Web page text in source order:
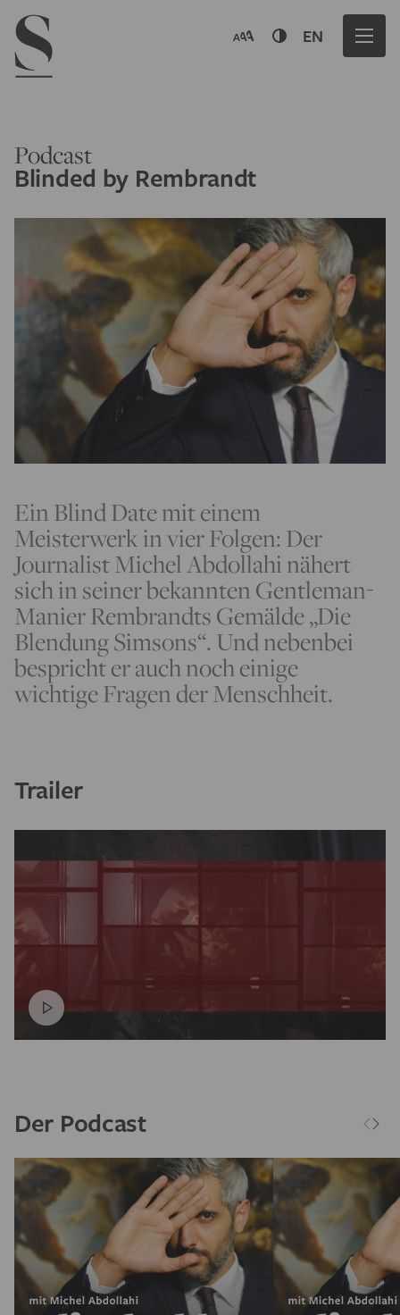
Navigation menu
EN
Podcast
Blinded by Rembrandt
Ein Blind Date mit einem
Meisterwerk in vier Folgen: Der
Journalist Michel Abdollahi nähert
sich in seiner bekannten Gentleman-
Manier Rembrandts Gemälde „Die
Blendung Simsons“. Und nebenbei
bespricht er auch noch einige
wichtige Fragen der Menschheit.
Trailer
Der Podcast